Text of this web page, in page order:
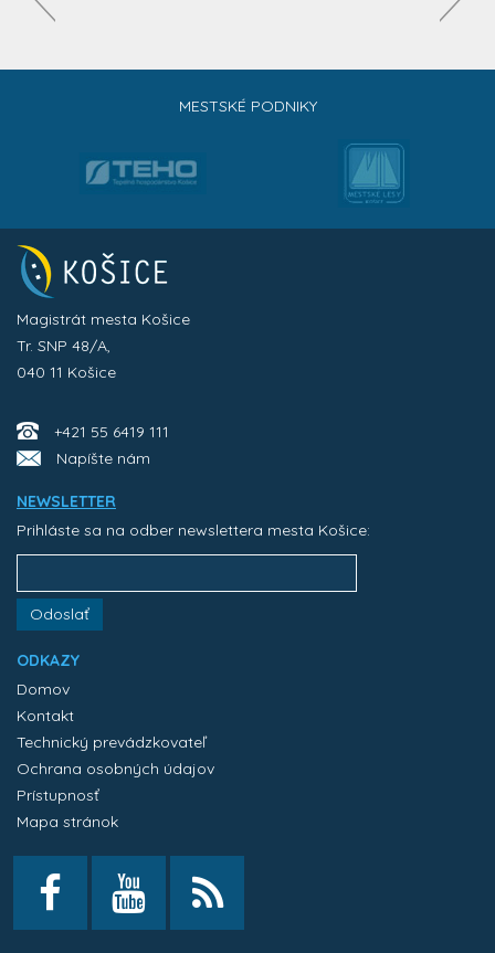
MESTSKÉ PODNIKY
Magistrát mesta Košice
Tr. SNP 48/A,
040 11 Košice
+421 55 6419 111
Napíšte nám
NEWSLETTER
Prihláste sa na odber newslettera mesta Košice:
Odoslať
ODKAZY
Domov
Kontakt
Technický prevádzkovateľ
Ochrana osobných údajov
Prístupnosť
Mapa stránok